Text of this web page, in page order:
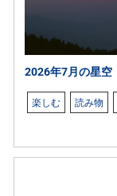
2026年7月の星空
楽しむ 読み物